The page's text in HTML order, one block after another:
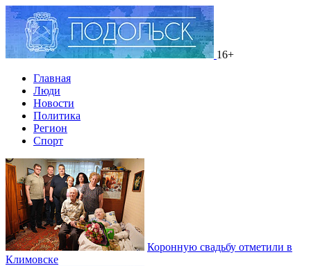
16+
Главная
Люди
Новости
Политика
Регион
Спорт
Коронную свадьбу отметили в
Климовске